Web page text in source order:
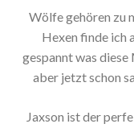
Wölfe gehören zu
Hexen finde ich
gespannt was diese
aber jetzt schon
Jaxson ist der